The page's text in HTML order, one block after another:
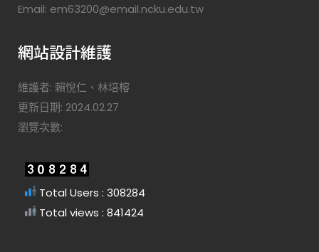
Email: em63200@email.ncku.edu.tw
網站設計維護
維護者: 賴悅仁、林培榕
更新日期: 2024.02.27
瀏覽次數:
Total Users : 308284
Total views : 841424